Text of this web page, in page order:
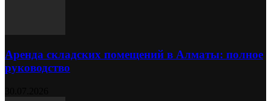
Аренда складских помещений в Алматы: полное
руководство